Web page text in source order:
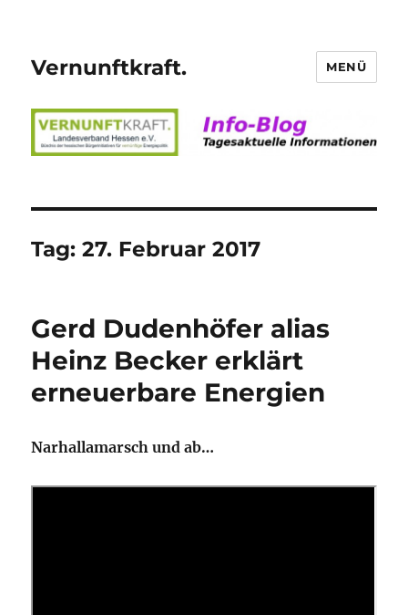
Vernunftkraft. MENÜ
Tag:27. Februar 2017
Gerd Dudenhöfer alias
Heinz Becker erklärt
erneuerbare Energien
Narhallamarsch und ab…